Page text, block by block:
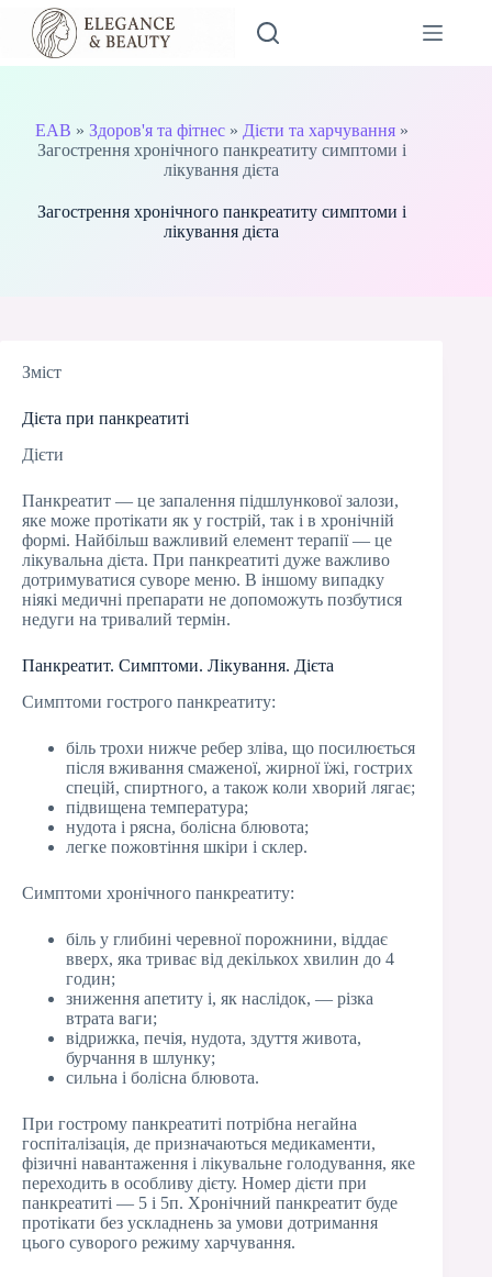
Перейти
вмісту
EAB » Здоров'я та фітнес» Дієти та харчування»
Загострення хронічного панкреатиту симптоми і
лікування дієта
Загострення хронічного панкреатиту симптоми і
лікування дієта
Зміст
Дієта при панкреатиті
Дієти
Панкреатит — це запалення підшлункової залози,
яке може протікати як у гострій, так і в хронічній
формі. Найбільш важливий елемент терапії — це
лікувальна дієта. При панкреатиті дуже важливо
дотримуватися суворе меню. В іншому випадку
ніякі медичні препарати не допоможуть позбутися
недуги на тривалий термін.
Панкреатит. Симптоми. Лікування. Дієта
Симптоми гострого панкреатиту:
біль трохи нижче ребер зліва, що посилюється
після вживання смаженої, жирної їжі, гострих
спецій, спиртного, а також коли хворий лягає;
підвищена температура;
нудота і рясна, болісна блювота;
легке пожовтіння шкіри і склер.
Симптоми хронічного панкреатиту:
біль у глибині черевної порожнини, віддає
вверх, яка триває від декількох хвилин до 4
годин;
зниження апетиту і, як наслідок, — різка
втрата ваги;
відрижка, печія, нудота, здуття живота,
бурчання в шлунку;
сильна і болісна блювота.
При гострому панкреатиті потрібна негайна
госпіталізація, де призначаються медикаменти,
фізичні навантаження і лікувальне голодування, яке
переходить в особливу дієту. Номер дієти при
панкреатиті — 5 і 5п. Хронічний панкреатит буде
протікати без ускладнень за умови дотримання
цього суворого режиму харчування.